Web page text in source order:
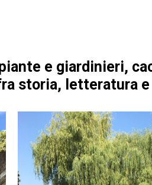
e giardinieri,
storia, letteratura